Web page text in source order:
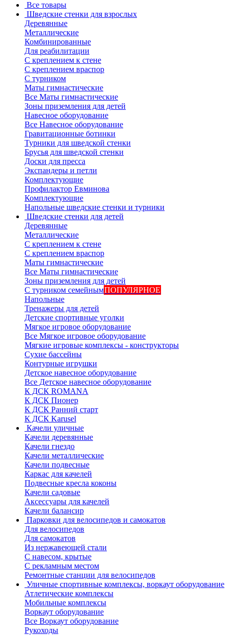
Все товары
Шведские стенки для взрослых
Деревянные
Металлические
Комбинированные
Для реабилитации
С креплением к стене
С креплением враспор
С турником
Маты гимнастические
Все Маты гимнастические
Зоны приземления для детей
Навесное оборудование
Все Навесное оборудование
Гравитационные ботинки
Турники для шведской стенки
Брусья для шведской стенки
Доски для пресса
Экспандеры и петли
Комплектующие
Профилактор Евминова
Комплектующие
Напольные шведские стенки и турники
Шведские стенки для детей
Деревянные
Металлические
С креплением к стене
С креплением враспор
Маты гимнастические
Все Маты гимнастические
Зоны приземления для детей
С турником семейнымПОПУЛЯРНОЕ
Напольные
Тренажеры для детей
Детские спортивные уголки
Мягкое игровое оборудование
Все Мягкое игровое оборудование
Мягкие игровые комплексы - конструкторы
Сухие бассейны
Контурные игрушки
Детское навесное оборудование
Все Детское навесное оборудование
К ДСК ROMANA
К ДСК Пионер
К ДСК Ранний старт
К ДСК Karusel
Качели уличные
Качели деревянные
Качели гнездо
Качели металлические
Качели подвесные
Каркас для качелей
Подвесные кресла коконы
Качели садовые
Аксессуары для качелей
Качели балансир
Парковки для велосипедов и самокатов
Для велосипедов
Для самокатов
Из нержавеющей стали
С навесом, крытые
С рекламным местом
Ремонтные станции для велосипедов
Уличные спортивные комплексы, воркаут оборудование
Атлетические комплексы
Мобильные комплексы
Воркаут оборудование
Все Воркаут оборудование
Рукоходы